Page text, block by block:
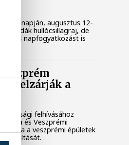
napján, augusztus 12-
hullócsillagraj, de
napfogyatkozást is
elzárják a
felhívásához
és Veszprémi
a veszprémi épületek